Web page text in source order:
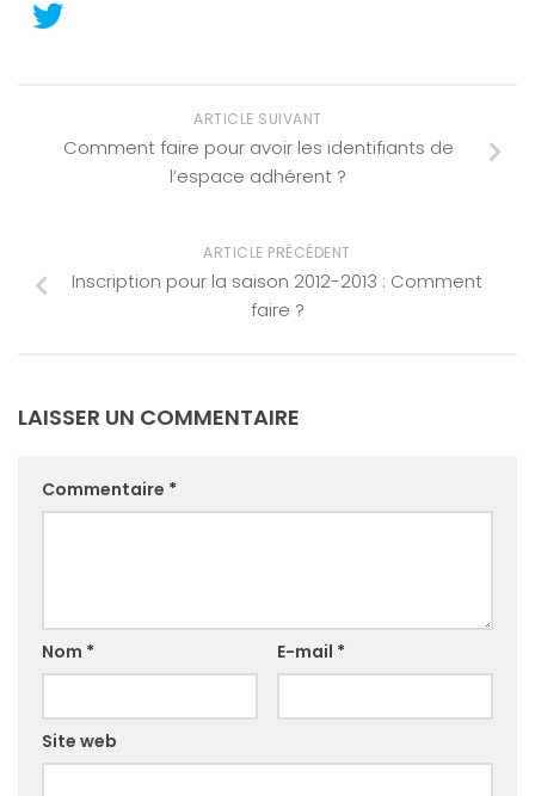
ARTICLE SUIVANT
Comment faire pour avoir les identifiants de
l’espace adhérent ?
ARTICLE PRÉCÉDENT
Inscription pour la saison 2012-2013 : Comment
faire ?
LAISSER UN COMMENTAIRE
Commentaire *
Nom * E-mail *
Site web